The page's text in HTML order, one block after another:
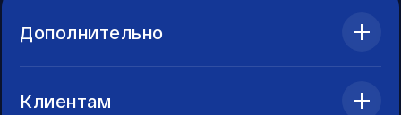
Дополнительно
Клиентам